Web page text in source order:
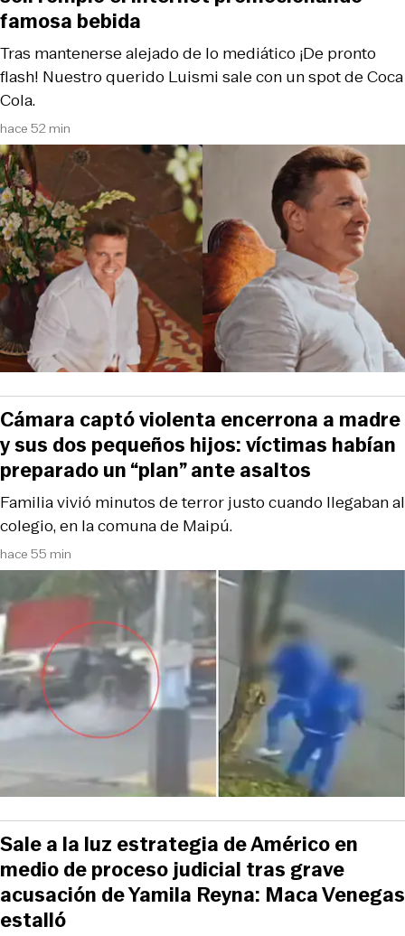
hace 52 min
Tras mantenerse alejado de lo mediático ¡De pronto
flash! Nuestro querido Luismi sale con un spot de Coca
Cola.
famosa bebida
hace 55 min
Familia vivió minutos de terror justo cuando llegaban al
colegio, en la comuna de Maipú.
Cámara captó violenta encerrona a madre
y sus dos pequeños hijos: víctimas habían
preparado un “plan” ante asaltos
Sale a la luz estrategia de Américo en
medio de proceso judicial tras grave
acusación de Yamila Reyna: Maca Venegas
estalló